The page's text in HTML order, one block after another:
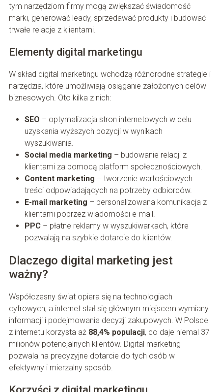
tym narzędziom firmy mogą zwiększać świadomość
marki, generować leady, sprzedawać produkty i budować
trwałe relacje z klientami.
Elementy digital marketingu
W skład digital marketingu wchodzą różnorodne strategie i
narzędzia, które umożliwiają osiąganie założonych celów
biznesowych. Oto kilka z nich:
SEO – optymalizacja stron internetowych w celu
uzyskania wyższych pozycji w wynikach
wyszukiwania.
Social media marketing – budowanie relacji z
klientami za pomocą platform społecznościowych.
Content marketing – tworzenie wartościowych
treści odpowiadających na potrzeby odbiorców.
E-mail marketing – personalizowana komunikacja z
klientami poprzez wiadomości e-mail.
PPC– płatne reklamy w wyszukiwarkach, które
pozwalają na szybkie dotarcie do klientów.
Dlaczego digital marketing jest
ważny?
Współczesny świat opiera się na technologiach
cyfrowych, a internet stał się głównym miejscem wymiany
informacji i podejmowania decyzji zakupowych. W Polsce
z internetu korzysta aż 88,4% populacji, co daje niemal 37
milionów potencjalnych klientów. Digital marketing
pozwala na precyzyjne dotarcie do tych osób w
efektywny i mierzalny sposób.